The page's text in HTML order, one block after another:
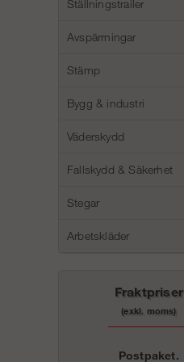
Ställningstrailer
Avspärrningar
Stämp
Bygg & industri
Väderskydd
Fallskydd & Säkerhet
Stegar
Arbetskläder
Fraktpriser
(exkl. moms)
Postpaket.